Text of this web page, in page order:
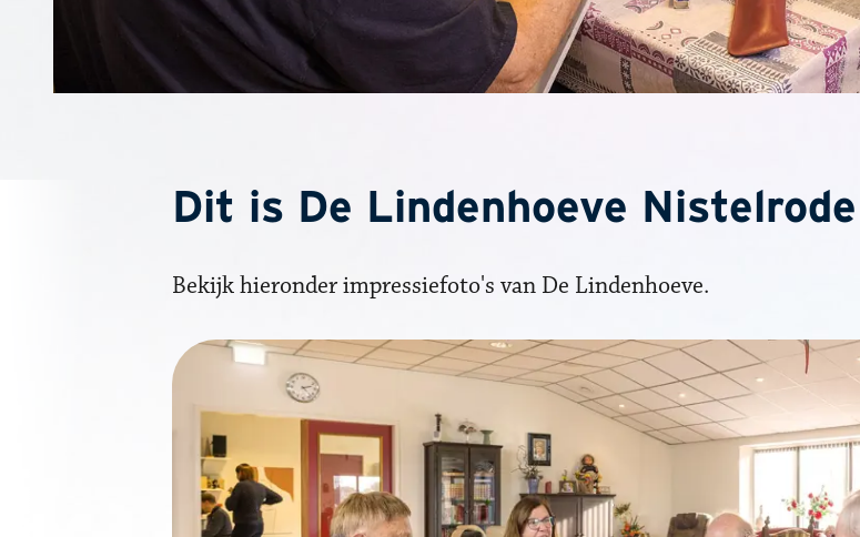
Dit is De Lindenhoeve Nistelrode
Bekijk hieronder impressiefoto's van De Lindenhoeve.